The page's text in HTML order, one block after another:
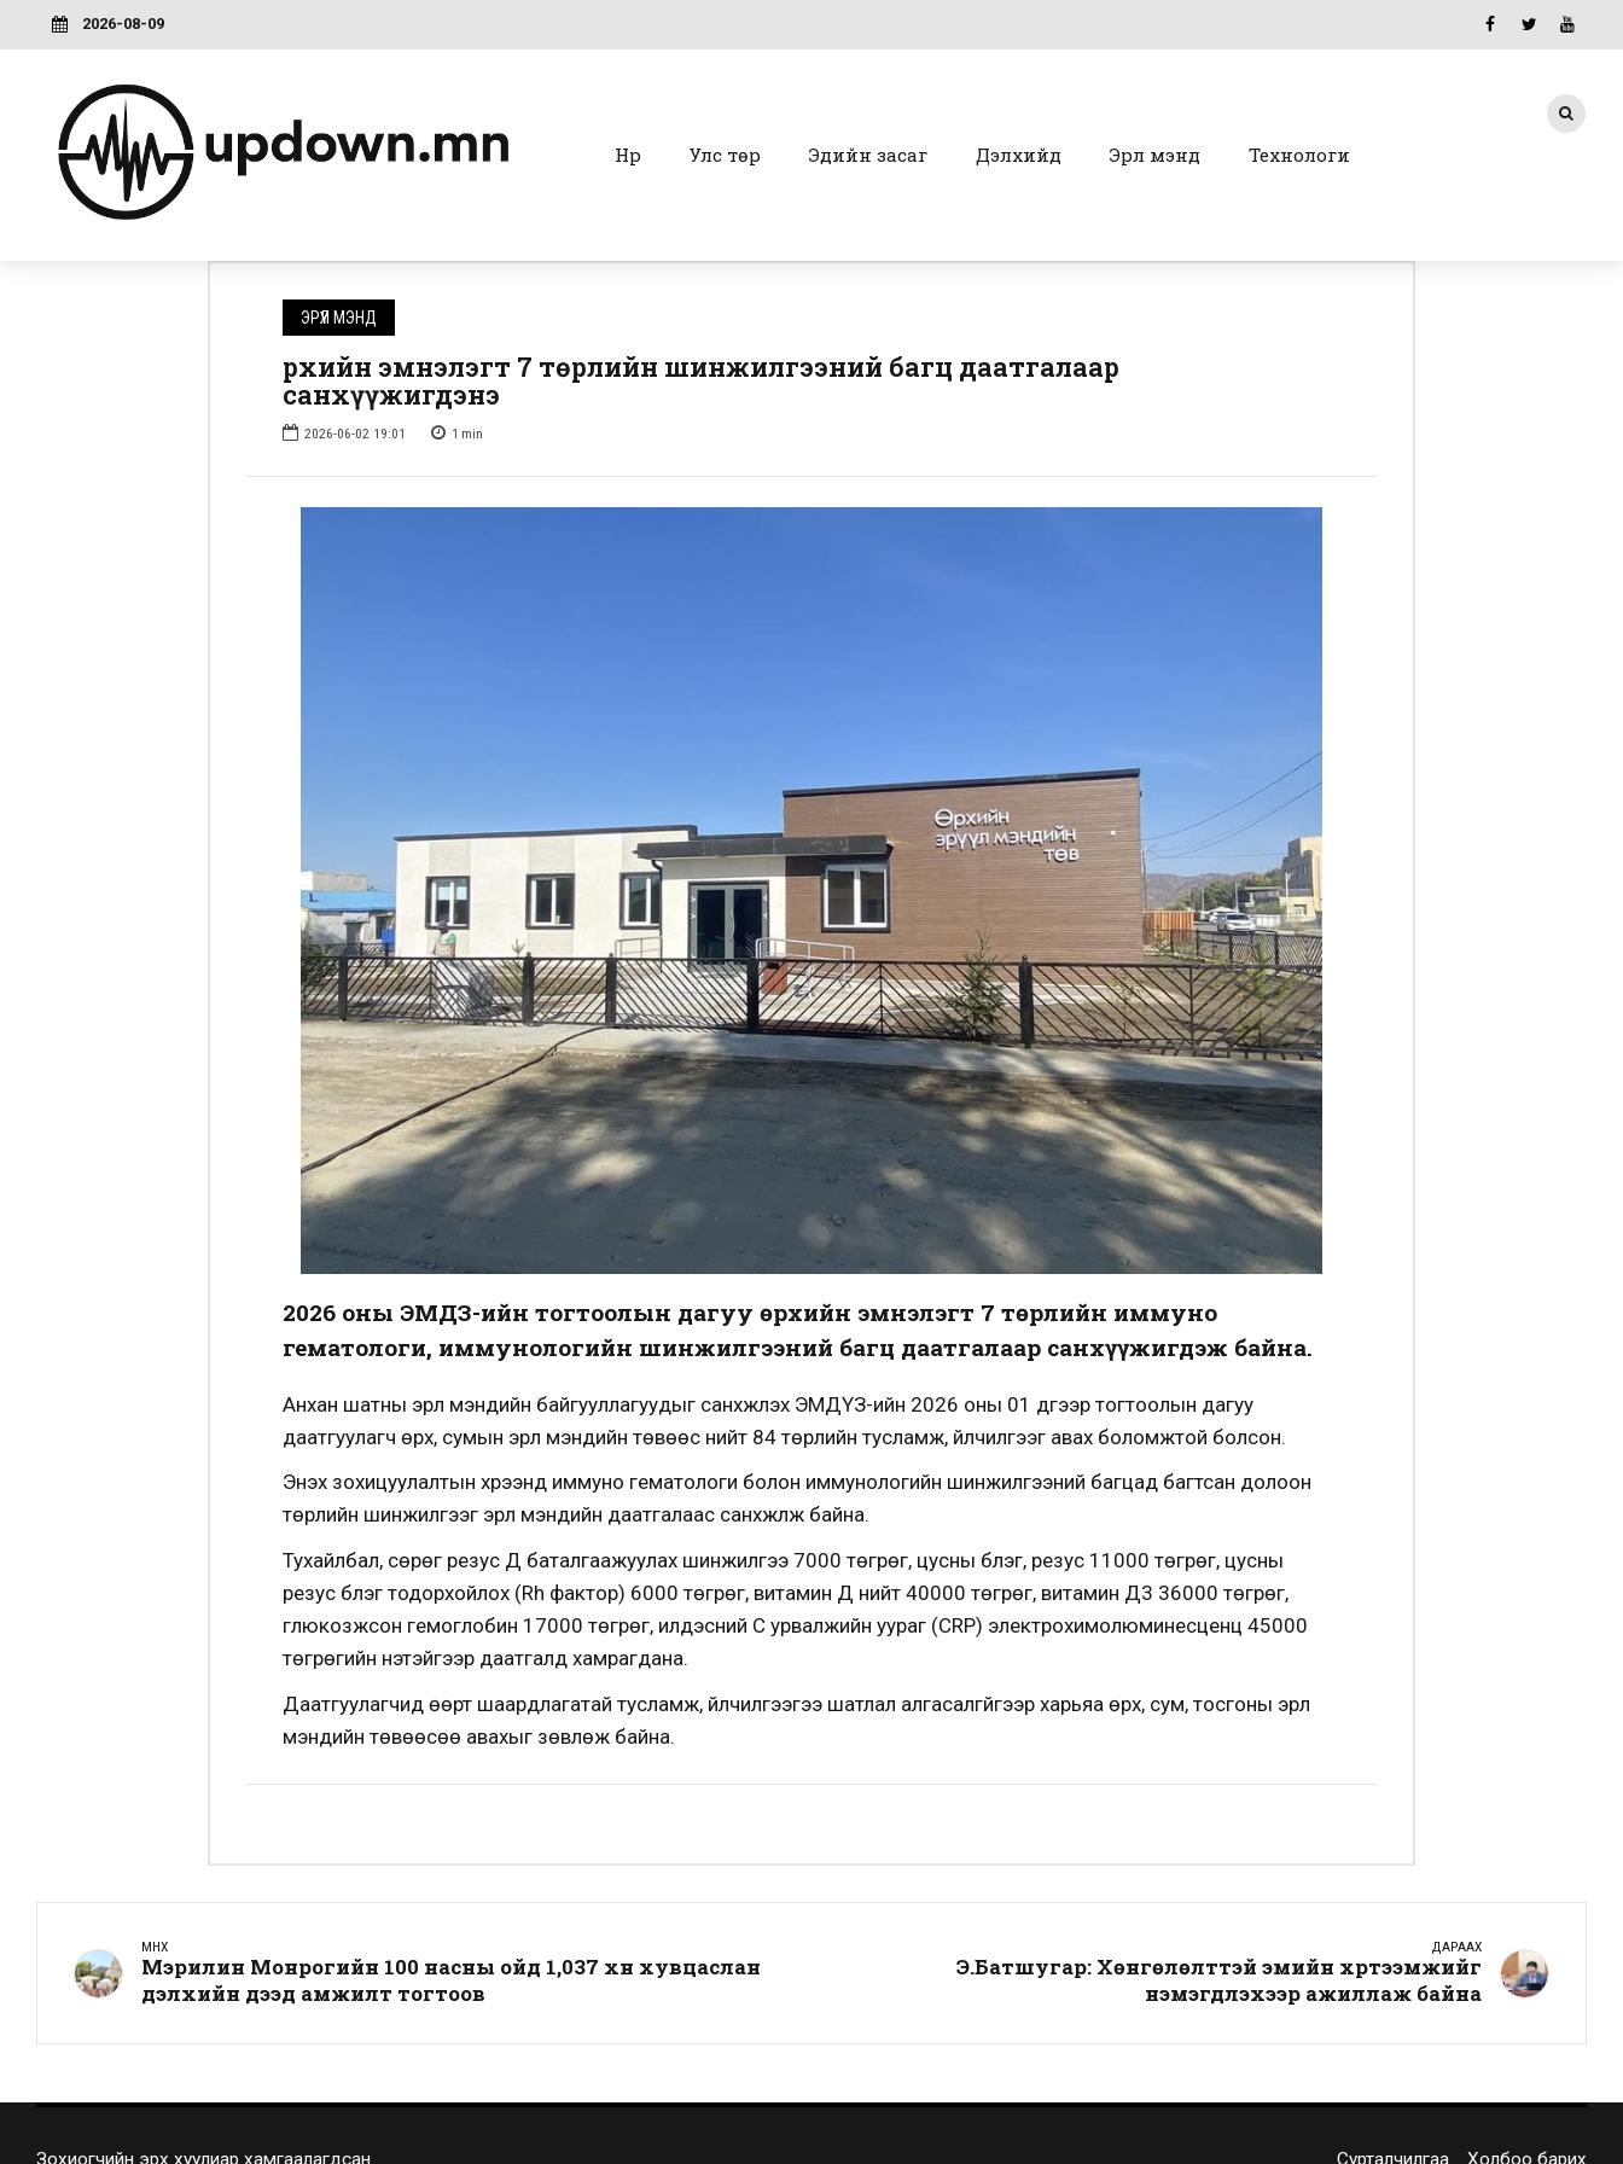
2026-08-09
Нүүр Улс төр Эдийн засаг Дэлхийд Эрүүл мэнд Технологи
ЭРҮҮЛ МЭНД
Өрхийн эмнэлэгт 7 төрлийн шинжилгээний багц даатгалаар
санхүүжигдэнэ
2026-06-02 19:01 1 min
2026 оны ЭМДҮЗ-ийн тогтоолын дагуу өрхийн эмнэлэгт 7 төрлийн иммуно
гематологи, иммунологийн шинжилгээний багц даатгалаар санхүүжигдэж байна.
Анхан шатны эрүүл мэндийн байгууллагуудыг санхүүжүүлэх ЭМДҮЗ-ийн 2026 оны 01 дүгээр тогтоолын дагуу
даатгуулагч өрх, сумын эрүүл мэндийн төвөөс нийт 84 төрлийн тусламж, үйлчилгээг авах боломжтой болсон.
Энэхүү зохицуулалтын хүрээнд иммуно гематологи болон иммунологийн шинжилгээний багцад багтсан долоон
төрлийн шинжилгээг эрүүл мэндийн даатгалаас санхүүжүүлж байна.
Тухайлбал, сөрөг резус Д баталгаажуулах шинжилгээ 7000 төгрөг, цусны бүлэг, резус 11000 төгрөг, цусны
резус бүлэг тодорхойлох (Rh фактор) 6000 төгрөг, витамин Д нийт 40000 төгрөг, витамин Д3 36000 төгрөг,
глюкозжсон гемоглобин 17000 төгрөг, илдэсний С урвалжийн уураг (CRP) электрохимолюминесценц 45000
төгрөгийн үнэтэйгээр даатгалд хамрагдана.
Даатгуулагчид өөрт шаардлагатай тусламж, үйлчилгээгээ шатлал алгасалгүйгээр харьяа өрх, сум, тосгоны эрүүл
мэндийн төвөөсөө авахыг зөвлөж байна.
ӨМНӨХ
Мэрилин Монрогийн 100 насны ойд 1,037 хүн хувцаслан
дэлхийн дээд амжилт тогтоов
ДАРААХ
Э.Батшугар: Хөнгөлөлттэй эмийн хүртээмжийг
нэмэгдүүлэхээр ажиллаж байна
Зохиогчийн эрх хуулиар хамгаалагдсан Сурталчилгаа Холбоо барих